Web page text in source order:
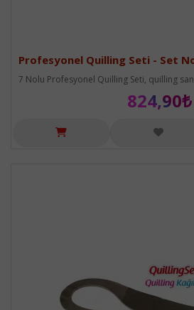
Profesyonel Quilling Seti - Set
7 Nolu Profesyonel Quilling Seti, quilling
824,90₺